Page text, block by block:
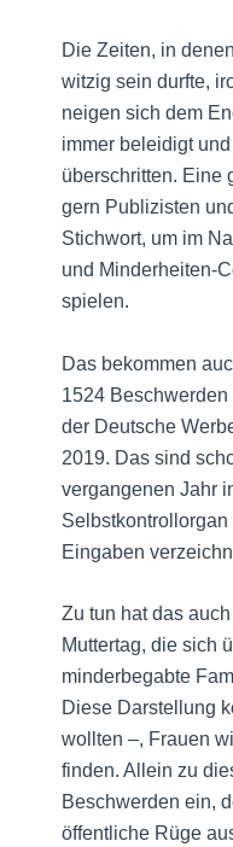
Die Zeiten, in
witzig sein durfte,
neigen sich dem
immer beleidigt
überschritten. Eine
gern Publizisten
Stichwort, um im
und Minderheiten-
spielen.
Das bekommen
1524
der Deutsche
2019. Das sind
vergangenen Jahr
Eingaben
Zu tun hat das
Muttertag, die sich
minderbegabte
Diese Darstellung
wollten –, Frauen
finden. Allein zu
Beschwerden ein,
öffentliche Rüge